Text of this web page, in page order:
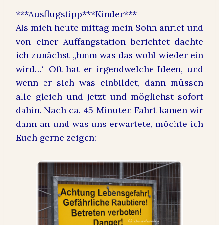
***Ausflugstipp***Kinder***
Als mich heute mittag mein Sohn anrief und
von einer Auffangstation berichtet dachte
ich zunächst „hmm was das wohl wieder ein
wird…“ Oft hat er irgendwelche Ideen, und
wenn er sich was einbildet, dann müssen
alle gleich und jetzt und möglichst sofort
dahin. Nach ca. 45 Minuten Fahrt kamen wir
dann an und was uns erwartete, möchte ich
Euch gerne zeigen: